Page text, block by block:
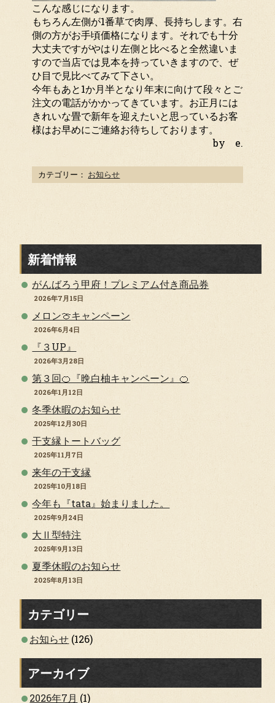
こんな感じになります。
もちろん左側が1番草で肉厚、長持ちします。右
側の方がお手頃価格になります。それでも十分
大丈夫ですがやはり左側と比べると全然違いま
すので当店では見本を持っていきますので、ぜ
ひ目で見比べてみて下さい。
今年もあと1か月半となり年末に向けて段々とご
注文の電話がかかってきています。お正月には
きれいな畳で新年を迎えたいと思っているお客
様はお早めにご連絡お待ちしております。
by e.
カテゴリー： お知らせ
新着情報
がんばろう甲府！プレミアム付き商品券
2026年7月15日
メロン🍈キャンペーン
2026年6月4日
『３UP』
2026年3月28日
第３回🍊『晩白柚キャンペーン』🍊
2026年1月12日
冬季休暇のお知らせ
2025年12月30日
干支縁トートバッグ
2025年11月7日
来年の干支縁
2025年10月18日
今年も『tata』始まりました。
2025年9月24日
大Ⅱ型特注
2025年9月13日
夏季休暇のお知らせ
2025年8月13日
カテゴリー
お知らせ (126)
アーカイブ
2026年7月 (1)